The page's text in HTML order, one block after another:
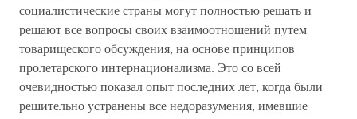
социалистические страны могут полностью решать и
решают все вопросы своих взаимоотношений путем
товарищеского обсуждения, на основе принципов
пролетарского интернационализма. Это со всей
очевидностью показал опыт последних лет, когда были
решительно устранены все недоразумения, имевшие